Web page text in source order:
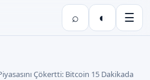
⌕ ◐ ☰
Çökertti: Bitcoin 15 Dakikada